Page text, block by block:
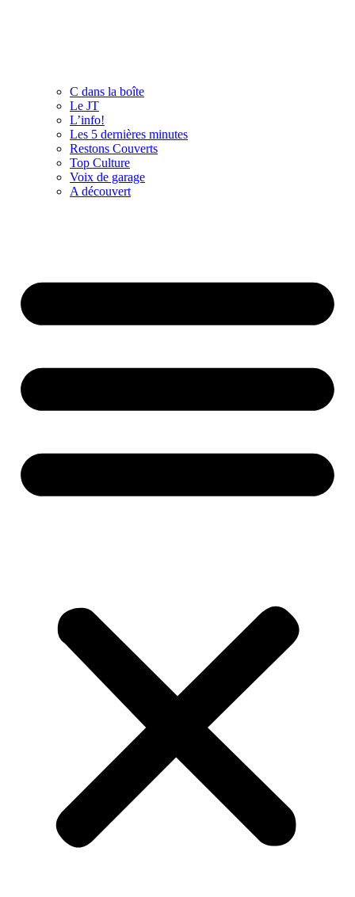
C dans la boîte
Le JT
L’info!
Les 5 dernières minutes
Restons Couverts
Top Culture
Voix de garage
A découvert